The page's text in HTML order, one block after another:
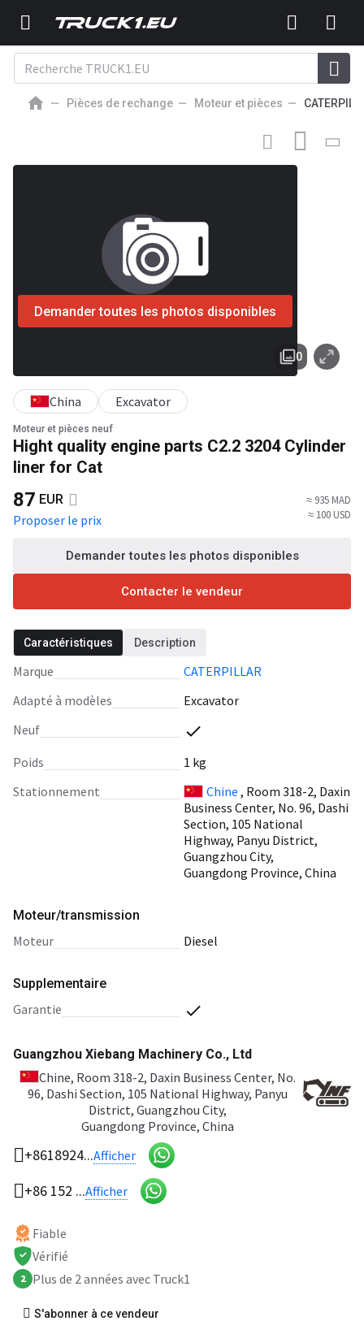
Pièces de rechange Moteur et pièces
Hight quality engine parts C2.2
Moteur et pièces neuf
Hight quality engine parts C2.2 3204 Cylinder
liner for Cat
Demander toutes les photos disponibles
0
China Excavator
87 EUR
Proposer le prix
≈ 935 MAD
≈ 100 USD
Demander toutes les photos disponibles
Contacter le vendeur
Caractéristiques Description
Marque
CATERPILLAR
Adapté à modèles
Excavator
Neuf
Poids
1 kg
Stationnement
Chine , Room 318-2, Daxin
Business Center, No. 96, Dashi
Section, 105 National
Highway, Panyu District,
Guangzhou City,
Guangdong Province, China
Moteur/transmission
moteur Diesel
Supplementaire
garantie
Guangzhou Xiebang Machinery Co., Ltd
Chine, Room 318-2, Daxin Business Center, No.
96, Dashi Section, 105 National Highway, Panyu
District, Guangzhou City,
Guangdong Province, China
+8618924...Afficher
+86 152 ...Afficher
Fiable
Vérifié
2 Plus de 2 années avec Truck1
S'abonner à ce vendeur